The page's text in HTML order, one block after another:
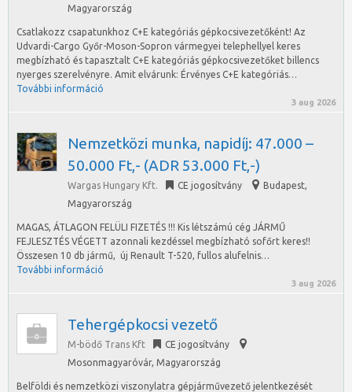
Magyarország
Csatlakozz csapatunkhoz C+E kategóriás gépkocsivezetőként! Az
Udvardi-Cargo Győr-Moson-Sopron vármegyei telephellyel keres
megbízható és tapasztalt C+E kategóriás gépkocsivezetőket billencs
nyerges szerelvényre. Amit elvárunk: Érvényes C+E kategóriás…
További információ
3 aug 2026
Nemzetközi munka, napidíj: 47.000 –
50.000 Ft,- (ADR 53.000 Ft,-)
Wargas Hungary Kft. CE jogosítvány Budapest,
Magyarország
MAGAS, ÁTLAGON FELÜLI FIZETÉS !!! Kis létszámú cég JÁRMŰ
FEJLESZTÉS VÉGETT azonnali kezdéssel megbízható sofőrt keres!!
Összesen 10 db jármű, új Renault T-520, fullos alufelnis…
További információ
3 aug 2026
Tehergépkocsi vezető
M-bödő Trans Kft
CE jogosítvány
Mosonmagyaróvár, Magyarország
Belföldi és nemzetközi viszonylatra gépjárművezető jelentkezését